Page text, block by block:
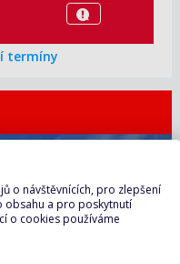
termíny
– 16.03.2027
o návštěvnících, pro zlepšení
obsahu a pro poskytnutí
o cookies používáme